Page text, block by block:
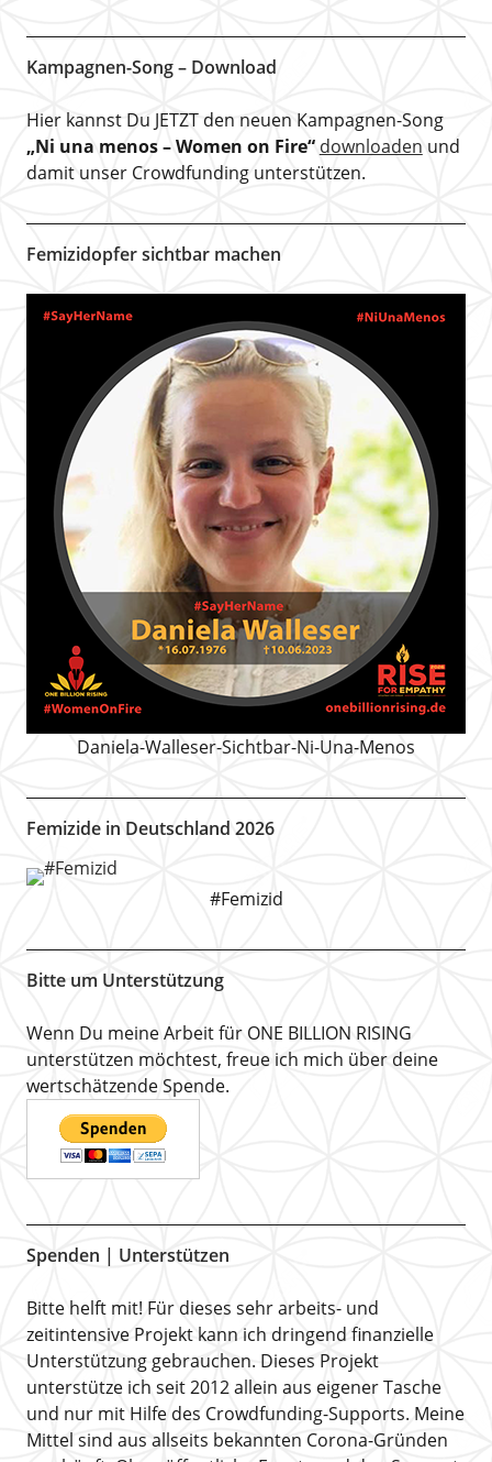
Kampagnen-Song – Download
Hier kannst Du JETZT den neuen Kampagnen-Song
„Ni una menos – Women on Fire“ downloaden und
damit unser Crowdfunding unterstützen.
Femizidopfer sichtbar machen
Daniela-Walleser-Sichtbar-Ni-Una-Menos
Femizide in Deutschland 2026
#Femizid
Bitte um Unterstützung
Wenn Du meine Arbeit für ONE BILLION RISING
unterstützen möchtest, freue ich mich über deine
wertschätzende Spende.
Spenden | Unterstützen
Bitte helft mit! Für dieses sehr arbeits- und
zeitintensive Projekt kann ich dringend finanzielle
Unterstützung gebrauchen. Dieses Projekt
unterstütze ich seit 2012 allein aus eigener Tasche
und nur mit Hilfe des Crowdfunding-Supports. Meine
Mittel sind aus allseits bekannten Corona-Gründen